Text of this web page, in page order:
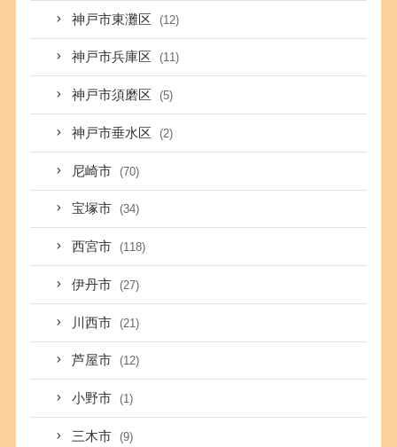
神戸市東灘区 (12)
神戸市兵庫区 (11)
神戸市須磨区 (5)
神戸市垂水区 (2)
尼崎市 (70)
宝塚市 (34)
西宮市 (118)
伊丹市 (27)
川西市 (21)
芦屋市 (12)
小野市 (1)
三木市 (9)